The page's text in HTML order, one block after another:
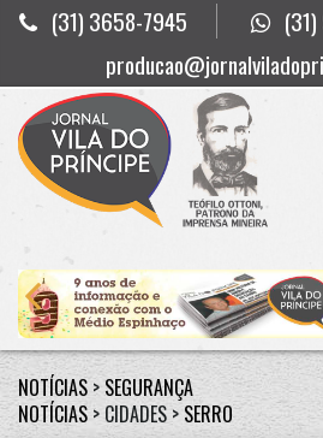
(31) 3658-7945
NOTÍCIAS > SEGURANÇA
NOTÍCIAS > CIDADES > SERRO